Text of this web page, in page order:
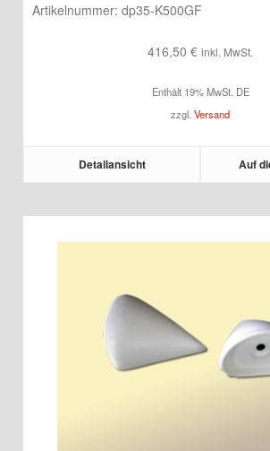
Artikelnummer: dp35-K500GF
416,50 € inkl. MwSt.
Enthält 19% MwSt. DE
zzgl. Versand
Detailansicht Auf